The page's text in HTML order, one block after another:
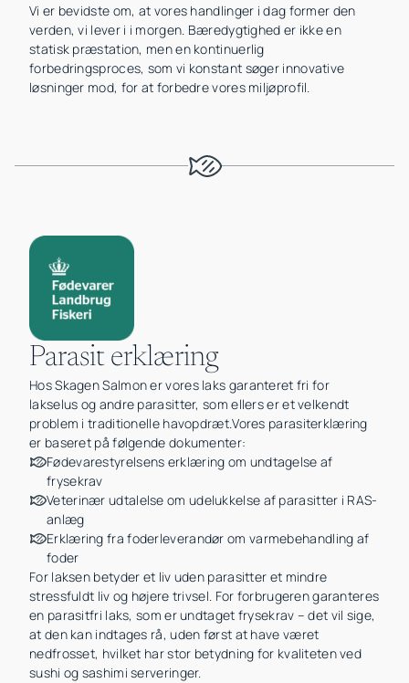
Vi er bevidste om, at vores handlinger i dag former den
verden, vi lever i i morgen. Bæredygtighed er ikke en
statisk præstation, men en kontinuerlig
forbedringsproces, som vi konstant søger innovative
løsninger mod, for at forbedre vores miljøprofil.
Parasit erklæring
Hos Skagen Salmon er vores laks garanteret fri for
lakselus og andre parasitter, som ellers er et velkendt
problem i traditionelle havopdræt.Vores parasiterklæring
er baseret på følgende dokumenter:
Fødevarestyrelsens erklæring om undtagelse af
frysekrav
Veterinær udtalelse om udelukkelse af parasitter i RAS-
anlæg
Erklæring fra foderleverandør om varmebehandling af
foder
For laksen betyder et liv uden parasitter et mindre
stressfuldt liv og højere trivsel. For forbrugeren garanteres
en parasitfri laks, som er undtaget frysekrav – det vil sige,
at den kan indtages rå, uden først at have været
nedfrosset, hvilket har stor betydning for kvaliteten ved
sushi og sashimi serveringer.